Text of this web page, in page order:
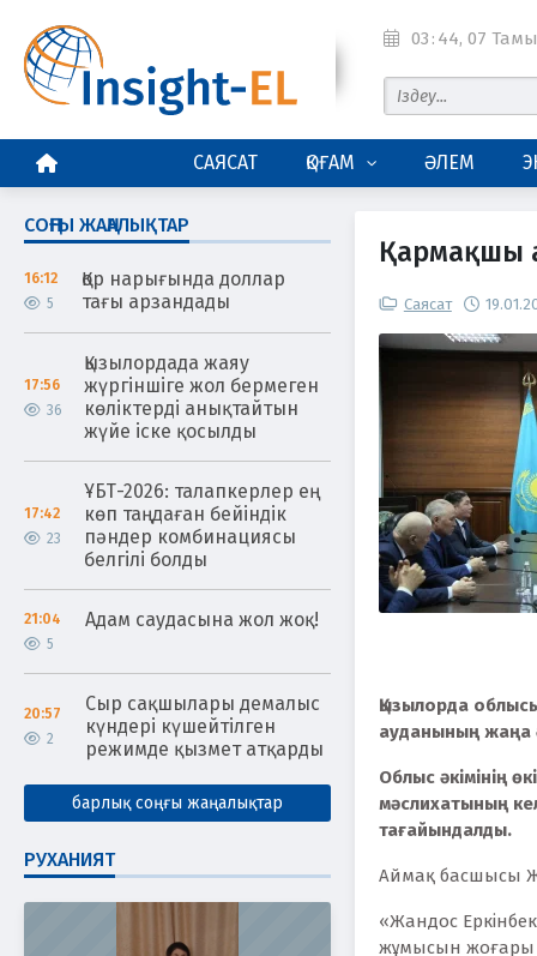
03 : 44, 07
САЯСАТ ҚОҒАМ ӘЛЕМ
СОҢҒЫ ЖАҢАЛЫҚТАР
16:12
5
Қор нарығында доллар
тағы арзандады
17:56
36
Қызылордада жаяу
жүргіншіге жол бермеген
көліктерді анықтайтын
жүйе іске қосылды
17:42
23
ҰБТ-2026: талапкерлер ең
көп таңдаған бейіндік
пәндер комбинациясы
белгілі болды
21:04
5
Адам саудасына жол жоқ!
20:57
2
Сыр сақшылары демалыс
күндері күшейтілген
режимде қызмет атқарды
барлық соңғы жаңалықтар
РУХАНИЯТ
Қармақшы
Саясат
Қызылорда
ауданының жаңа
Облыс әкімінің
мәслихатының
тағайындалды.
Аймақ басшысы
«Жандос
жұмысын жоғары